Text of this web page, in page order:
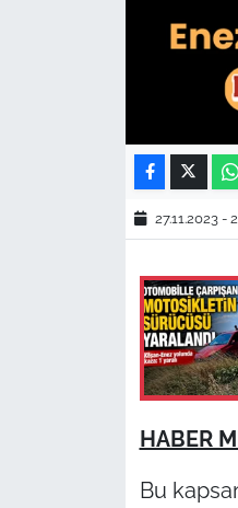
27.11.2023 -
HABER
Bu
EDİRNE
ÇANAKKALE